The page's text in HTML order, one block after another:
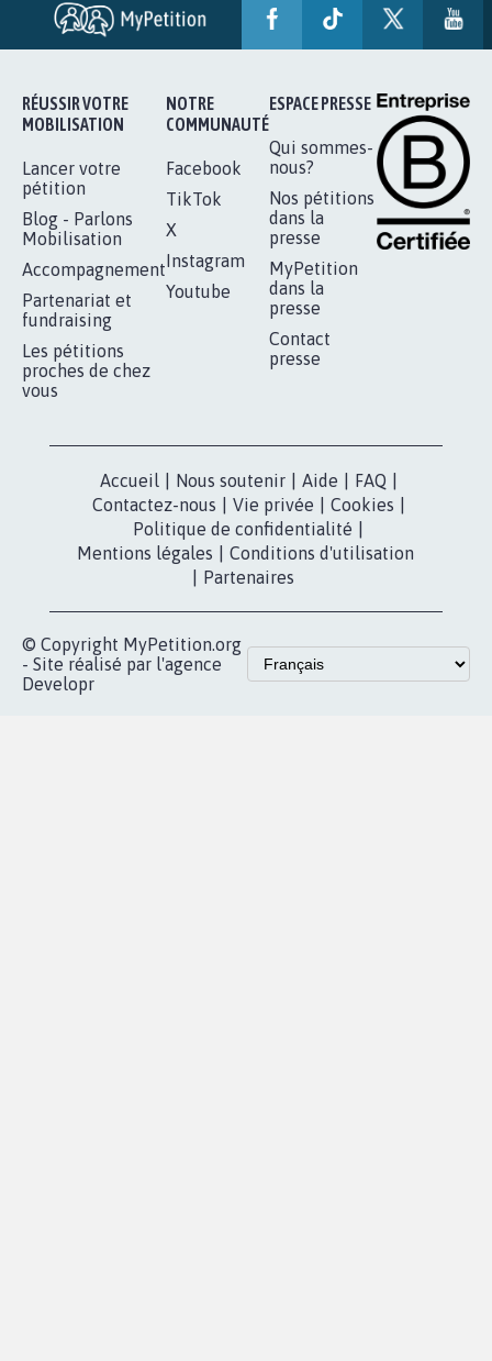
RÉUSSIR VOTRE
MOBILISATION
Lancer votre
pétition
Blog - Parlons
Mobilisation
Accompagnement
Partenariat et
fundraising
Les pétitions
proches de chez
vous
NOTRE
COMMUNAUTÉ
Facebook
TikTok
X
Instagram
Youtube
ESPACE PRESSE
Qui sommes-
nous?
Nos pétitions
dans la
presse
MyPetition
dans la
presse
Contact
presse
Accueil Nous soutenir Aide FAQ
Contactez-nous
Vie privée Cookies
Politique de confidentialité
Mentions légales
Conditions d'utilisation
Partenaires
© Copyright MyPetition.org
- Site réalisé par l'agence
Developr